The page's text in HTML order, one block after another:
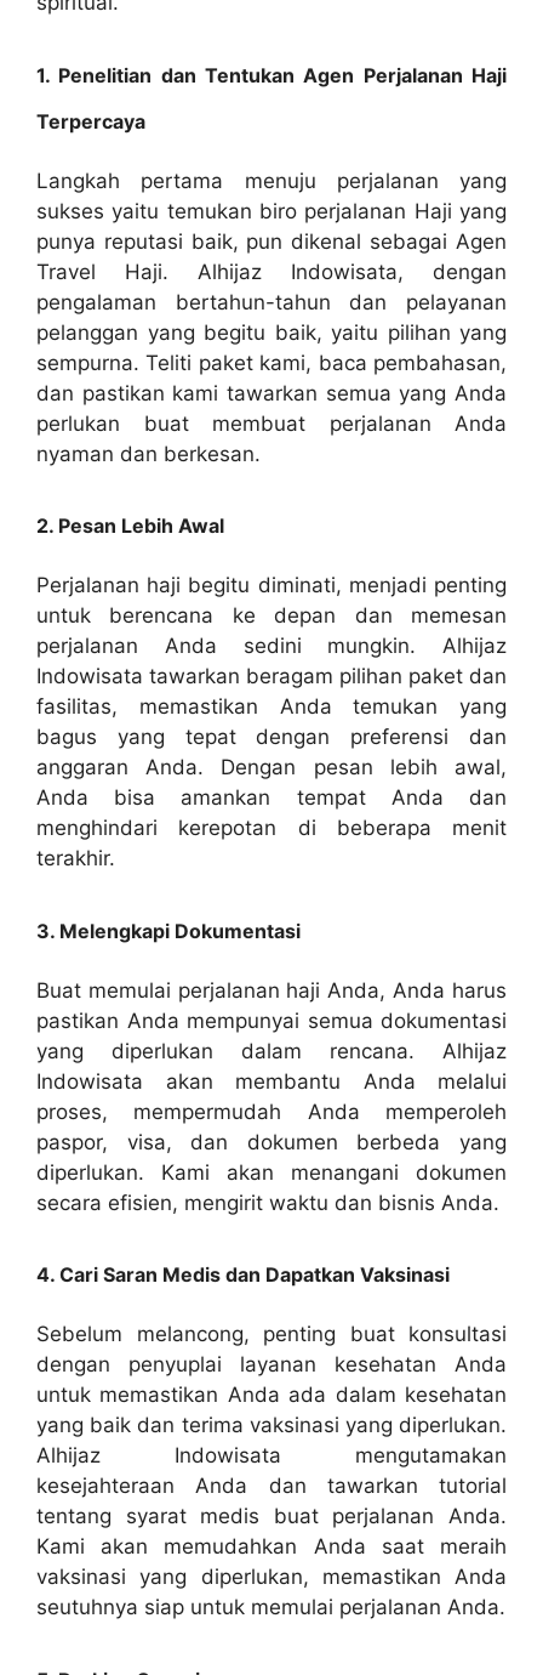
1. Penelitian dan Tentukan Agen Perjalanan Haji
Terpercaya
Langkah pertama menuju perjalanan yang
sukses yaitu temukan biro perjalanan Haji yang
punya reputasi baik, pun dikenal sebagai Agen
Travel Haji. Alhijaz Indowisata, dengan
pengalaman bertahun-tahun dan pelayanan
pelanggan yang begitu baik, yaitu pilihan yang
sempurna. Teliti paket kami, baca pembahasan,
dan pastikan kami tawarkan semua yang Anda
perlukan buat membuat perjalanan Anda
nyaman dan berkesan.
2. Pesan Lebih Awal
Perjalanan haji begitu diminati, menjadi penting
untuk berencana ke depan dan memesan
perjalanan Anda sedini mungkin. Alhijaz
Indowisata tawarkan beragam pilihan paket dan
fasilitas, memastikan Anda temukan yang
bagus yang tepat dengan preferensi dan
anggaran Anda. Dengan pesan lebih awal,
Anda bisa amankan tempat Anda dan
menghindari kerepotan di beberapa menit
terakhir.
3. Melengkapi Dokumentasi
Buat memulai perjalanan haji Anda, Anda harus
pastikan Anda mempunyai semua dokumentasi
yang diperlukan dalam rencana. Alhijaz
Indowisata akan membantu Anda melalui
proses, mempermudah Anda memperoleh
paspor, visa, dan dokumen berbeda yang
diperlukan. Kami akan menangani dokumen
secara efisien, mengirit waktu dan bisnis Anda.
4. Cari Saran Medis dan Dapatkan Vaksinasi
Sebelum melancong, penting buat konsultasi
dengan penyuplai layanan kesehatan Anda
untuk memastikan Anda ada dalam kesehatan
yang baik dan terima vaksinasi yang diperlukan.
Alhijaz Indowisata mengutamakan
kesejahteraan Anda dan tawarkan tutorial
tentang syarat medis buat perjalanan Anda.
Kami akan memudahkan Anda saat meraih
vaksinasi yang diperlukan, memastikan Anda
seutuhnya siap untuk memulai perjalanan Anda.